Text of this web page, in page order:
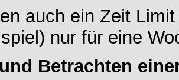
auch ein Zeit
nur für eine
Betrachten